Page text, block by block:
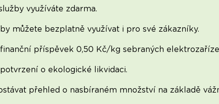
využíváte zdarma.
můžete bezplatně využívat i pro své zákazníky.
příspěvek 0,50 Kč/kg sebraných
o ekologické likvidaci.
přehled o nasbíraném množství na základě